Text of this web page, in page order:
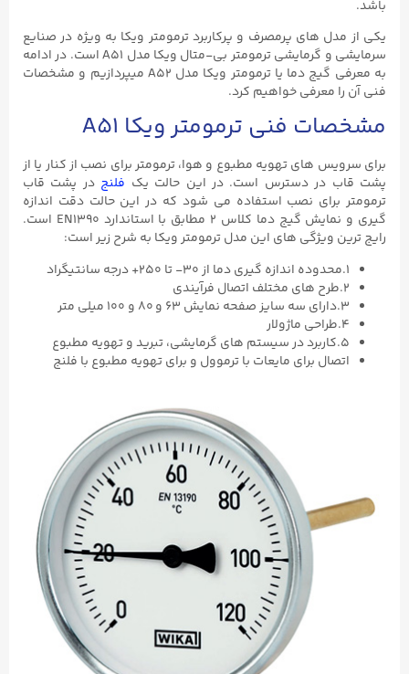
باشد.
یکی از مدل های پرمصرف و پرکاربرد ترمومتر ویکا به ویژه در صنایع
سرمایشی و گرمایشی ترمومتر بی-متال ویکا مدل A51 است. در ادامه
به معرفی گیج دما یا ترمومتر ویکا مدل A52 میپردازیم و مشخصات
فنی آن را معرفی خواهیم کرد.
مشخصات فنی ترمومتر ویکا A51
برای سرویس های تهویه مطبوع و هوا، ترمومتر برای نصب از کنار یا از
پشت قاب در دسترس است. در این حالت یک فلنج در پشت قاب
ترمومتر برای نصب استفاده می شود که در این حالت دقت اندازه
گیری و نمایش گیج دما کلاس ۲ مطابق با استاندارد EN1390 است.
رایج ترین ویژگی های این مدل ترمومتر ویکا به شرح زیر است:
۱.محدوده اندازه گیری دما از ۳۰- تا ۲۵۰+ درجه سانتیگراد
۲.طرح های مختلف اتصال فرآیندی
۳.دارای سه سایز صفحه نمایش ۶۳ و ۸۰ و ۱۰۰ میلی متر
۴.طراحی ماژولار
۵.کاربرد در سیستم های گرمایشی، تبرید و تهویه مطبوع
اتصال برای مایعات با ترموول و برای تهویه مطبوع با فلنج